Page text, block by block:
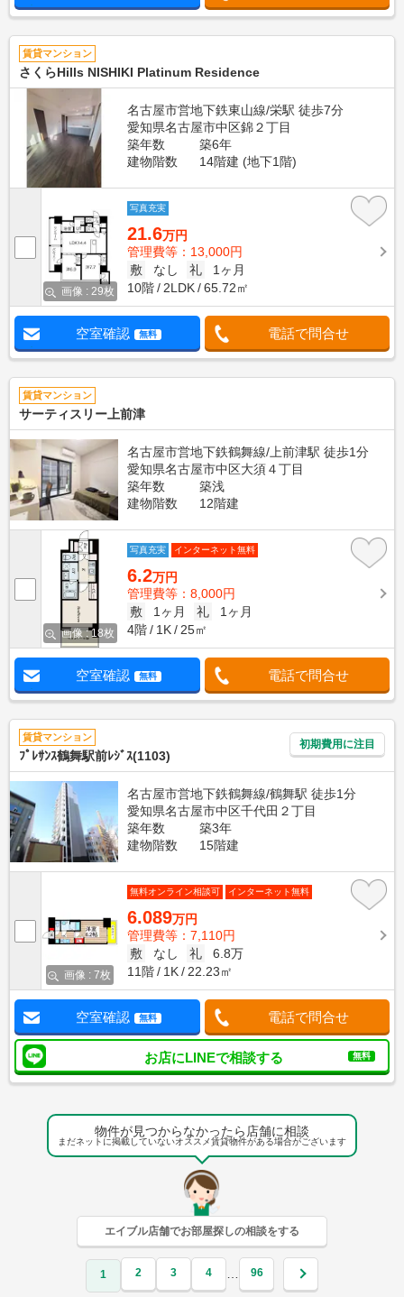
賃貸マンション
さくらHills NISHIKI Platinum Residence
名古屋市営地下鉄東山線/栄駅 徒歩7分
愛知県名古屋市中区錦２丁目
築年数
築6年
建物階数
14階建 (地下1階)
画像 : 29枚
写真充実
21.6万円
管理費等：13,000円
敷
なし 礼
1ヶ月
10階
2LDK 65.72㎡
空室確認 無料 電話で問合せ
賃貸マンション
サーティスリー上前津
名古屋市営地下鉄鶴舞線/上前津駅 徒歩1分
愛知県名古屋市中区大須４丁目
築年数
築浅
建物階数
12階建
画像 : 18枚
写真充実 インターネット無料
6.2万円
管理費等：8,000円
敷
1ヶ月 礼
1ヶ月
4階
1K 25㎡
空室確認 無料 電話で問合せ
賃貸マンション
ﾌﾟﾚｻﾝｽ鶴舞駅前ﾚｼﾞｽ(1103)
初期費用に注目
名古屋市営地下鉄鶴舞線/鶴舞駅 徒歩1分
愛知県名古屋市中区千代田２丁目
築年数
築3年
建物階数
15階建
画像 : 7枚
無料オンライン相談可 インターネット無料
6.089万円
管理費等：7,110円
敷
なし 礼
6.8万
11階
1K 22.23㎡
空室確認 無料 電話で問合せ
お店にLINEで相談する 無料
物件が見つからなかったら店舗に相談
まだネットに掲載していないオススメ賃貸物件がある場合がございます
エイブル店舗でお部屋探しの相談をする
1 2 3 4 … 96